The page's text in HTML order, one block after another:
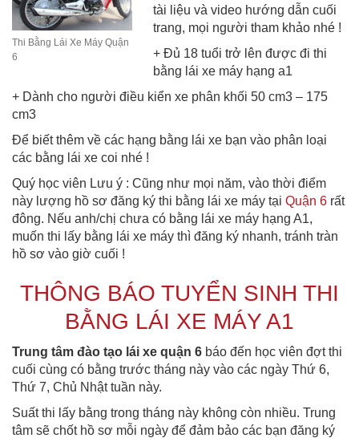
Thi Bằng Lái Xe Máy Quận
6
tài liệu và video hướng dẫn cuối
trang, mọi người tham khảo nhé !
+ Đủ 18 tuổi trở lên được đi thi
bằng lái xe máy hạng a1
+ Dành cho người điều kiển xe phân khối 50 cm3 – 175
cm3
Để biết thêm về các hạng bằng lái xe bạn vào phân loại
các bằng lái xe coi nhé !
Quý học viên Lưu ý : Cũng như mọi năm, vào thời điểm
này lượng hồ sơ đăng ký thi bằng lái xe máy tại Quận 6 rất
đông. Nếu anh/chị chưa có bằng lái xe máy hạng A1,
muốn thi lấy bằng lái xe máy thì đăng ký nhanh, tránh tràn
hồ sơ vào giờ cuối !
THÔNG BÁO TUYỂN SINH THI
BẰNG LÁI XE MÁY A1
Trung tâm đào tạo lái xe quận 6 báo đến học viên đợt thi
cuối cùng có bằng trước tháng này vào các ngày Thứ 6,
Thứ 7, Chủ Nhật tuần này.
Suất thi lấy bằng trong tháng này không còn nhiều. Trung
tâm sẽ chốt hồ sơ mỗi ngày để đảm bảo các bạn đăng ký